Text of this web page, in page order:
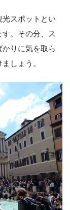
光スポットとい
。その分、ス
りに気を取ら
しょう。